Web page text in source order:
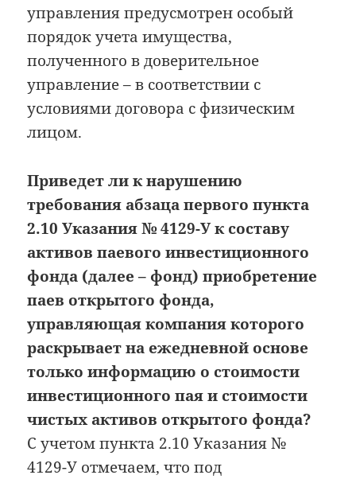
управления предусмотрен особый
порядок учета имущества,
полученного в доверительное
управление – в соответствии с
условиями договора с физическим
лицом.
Приведет ли к нарушению
требования абзаца первого пункта
2.10 Указания № 4129-У к составу
активов паевого инвестиционного
фонда (далее – фонд) приобретение
паев открытого фонда,
управляющая компания которого
раскрывает на ежедневной основе
только информацию о стоимости
инвестиционного пая и стоимости
чистых активов открытого фонда?
С учетом пункта 2.10 Указания №
4129-У отмечаем, что под